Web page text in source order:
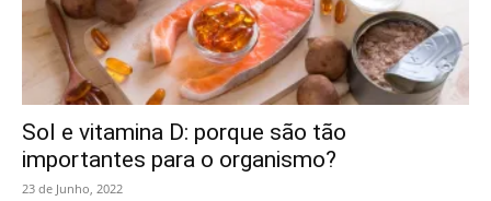
Sol e vitamina D: porque são tão
importantes para o organismo?
23 de Junho, 2022